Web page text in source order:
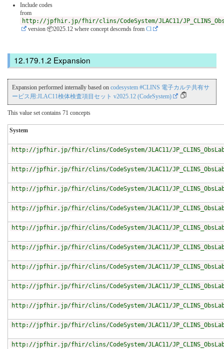
Include codes
from
http://jpfhir.jp/fhir/clins/CodeSystem/JLAC11/
version 📦2025.12 where concept descends from Cl
Expansion
Expansion performed internally based on codesystem #CLINS 電子カルテ共有サ
ービス用:JLAC11検体検査項目セット v2025.12 (CodeSystem)
This value set contains 71 concepts
System
http://jpfhir.jp/fhir/clins/CodeSystem/JLAC11/
http://jpfhir.jp/fhir/clins/CodeSystem/JLAC11/
http://jpfhir.jp/fhir/clins/CodeSystem/JLAC11/
http://jpfhir.jp/fhir/clins/CodeSystem/JLAC11/
http://jpfhir.jp/fhir/clins/CodeSystem/JLAC11/
http://jpfhir.jp/fhir/clins/CodeSystem/JLAC11/
http://jpfhir.jp/fhir/clins/CodeSystem/JLAC11/
http://jpfhir.jp/fhir/clins/CodeSystem/JLAC11/
http://jpfhir.jp/fhir/clins/CodeSystem/JLAC11/
http://jpfhir.jp/fhir/clins/CodeSystem/JLAC11/
http://jpfhir.jp/fhir/clins/CodeSystem/JLAC11/